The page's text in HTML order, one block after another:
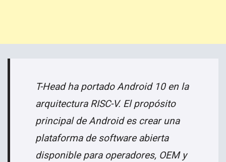
T-Head ha portado Android 10 en la
arquitectura RISC-V. El propósito
principal de Android es crear una
plataforma de software abierta
disponible para operadores, OEM y